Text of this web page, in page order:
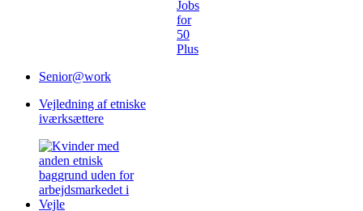
este beneficio diseñado especialmente
Jobs
for
50
Plus
Senior@work
Vejledning af etniske
iværksættere